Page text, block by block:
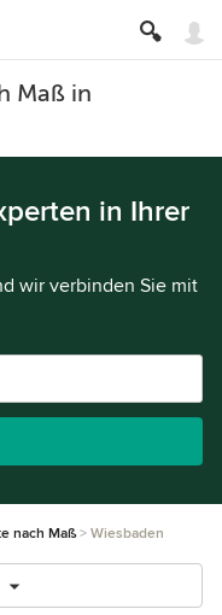
Maß in
in Ihrer
wir verbinden Sie mit
nach Maß Wiesbaden